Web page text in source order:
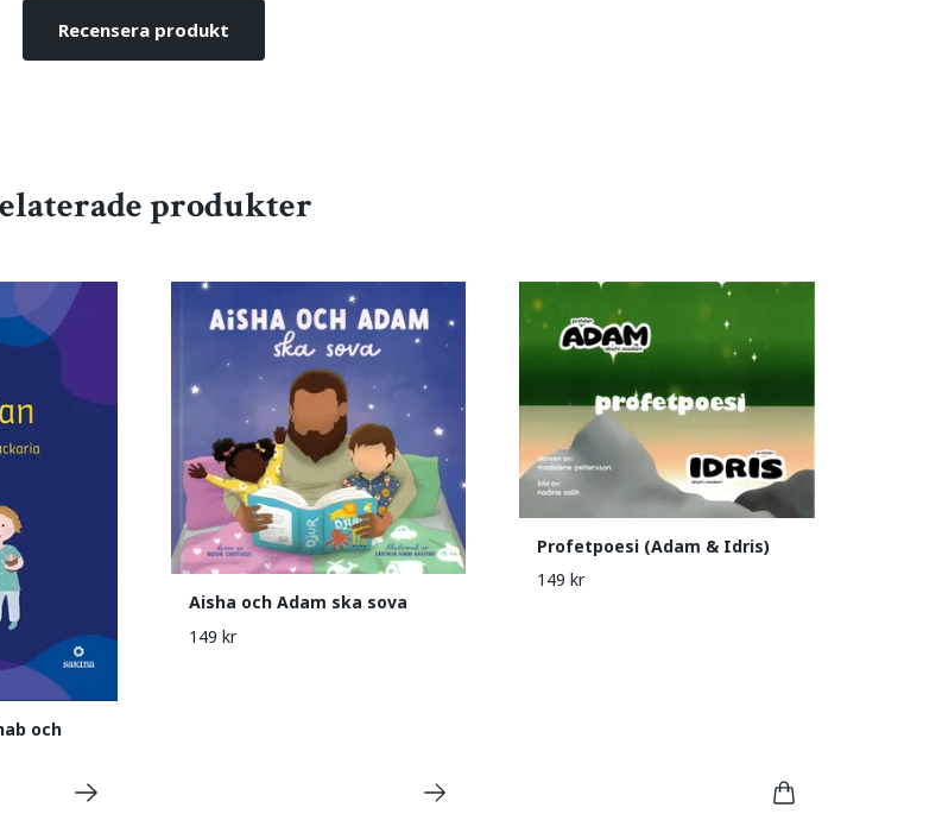
Recensera produkt
produkter
och
Aisha och Adam ska sova
149 kr
Profetpoesi (Adam & Idris)
149 kr